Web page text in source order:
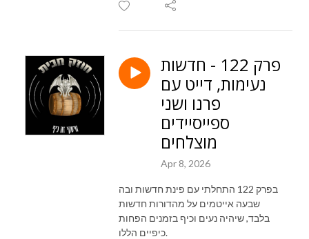
פרק 122 - חדשות
נעימות, דייט עם
פרנו ושני
ספייסיידים
מוצלחים
Apr 8, 2026
בפרק 122 התחלתי עם פינת חדשות ובה
שבעה אייטמים על מהדורות חדשות
בלבד, שיהיה נעים וכיף בזמנים הפחות
כיפיים הללו.